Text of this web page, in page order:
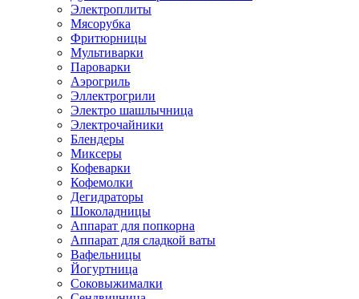
Электроплиты
Мясорубка
Фритюрницы
Мультиварки
Пароварки
Аэрогриль
Эллектрогрили
Электро шашлычница
Электрочайники
Блендеры
Миксеры
Кофеварки
Кофемолки
Дегидраторы
Шоколадницы
Аппарат для попкорна
Аппарат для сладкой ваты
Вафельницы
Йогуртница
Соковыжималки